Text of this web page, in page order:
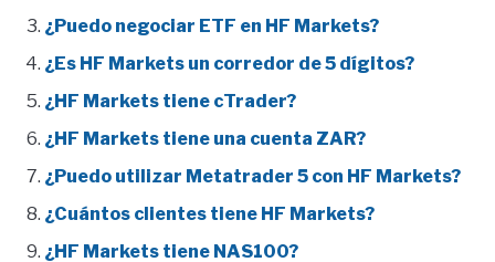
¿Puedo negociar ETF en HF Markets?
¿Es HF Markets un corredor de 5 dígitos?
¿HF Markets tiene cTrader?
¿HF Markets tiene una cuenta ZAR?
¿Puedo utilizar Metatrader 5 con HF Markets?
¿Cuántos clientes tiene HF Markets?
¿HF Markets tiene NAS100?